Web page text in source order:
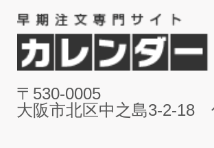
〒530-0005
大阪市北区中之島3-2-18